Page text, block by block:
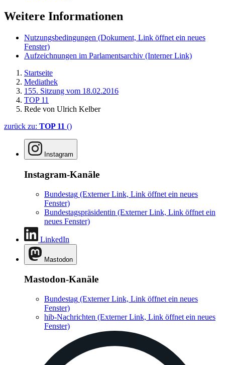
Weitere Informationen
Nutzungsbedingungen (Dokument, Link öffnet ein neues
Fenster)
Aufzeichnungen im Parlamentsarchiv (Interner Link)
Startseite
Mediathek
155. Sitzung vom 18.02.2016
TOP 11
Rede von Ulrich Kelber
zurück zu: TOP 11 ()
Instagram
Instagram-Kanäle
Bundestag (Externer Link, Link öffnet ein neues
Fenster)
Bundestagspräsidentin (Externer Link, Link öffnet ein
neues Fenster)
LinkedIn
Mastodon
Mastodon-Kanäle
Bundestag (Externer Link, Link öffnet ein neues
Fenster)
hib-Nachrichten (Externer Link, Link öffnet ein neues
Fenster)